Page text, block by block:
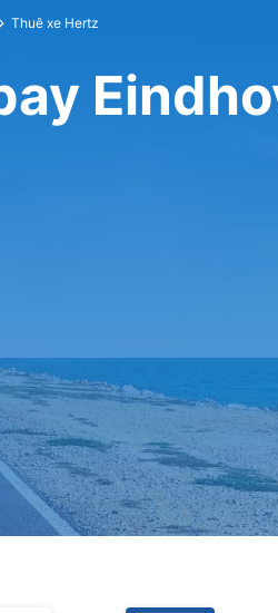
Thuê xe Hertz